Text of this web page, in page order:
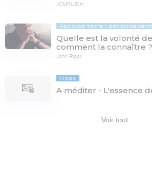
JCMBUIS.tv
MESSAGE TEXTE
Quelle est la volonté
comment la connaître ?
John Piper
VIDÉO
A méditer - L'essence
Voir tout